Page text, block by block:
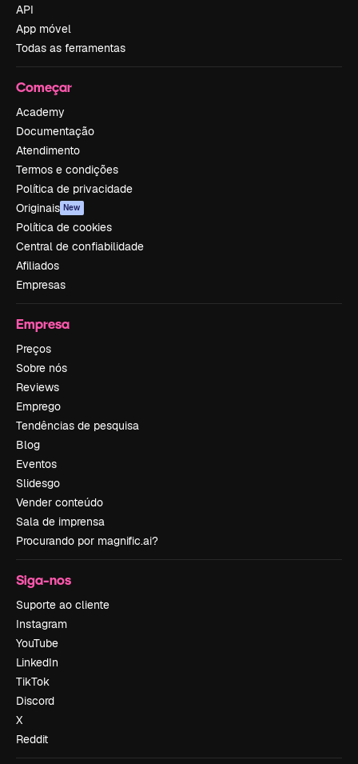
API
App móvel
Todas as ferramentas
Começar
Academy
Documentação
Atendimento
Termos e condições
Política de privacidade
Originais New
Política de cookies
Central de confiabilidade
Afiliados
Empresas
Empresa
Preços
Sobre nós
Reviews
Emprego
Tendências de pesquisa
Blog
Eventos
Slidesgo
Vender conteúdo
Sala de imprensa
Procurando por magnific.ai?
Siga-nos
Suporte ao cliente
Instagram
YouTube
LinkedIn
TikTok
Discord
X
Reddit